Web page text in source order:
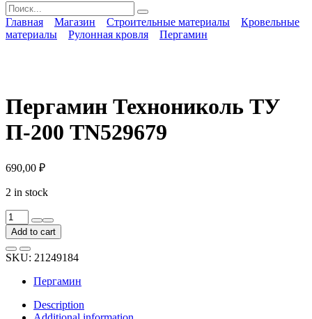
Search
for:
Главная Магазин Строительные материалы
Кровельные
материалы
Рулонная кровля Пергамин
Пергамин Технониколь ТУ
П-200 TN529679
690,00 ₽
2 in stock
Пергамин
Технониколь
ТУ
П-200
TN529679
quantity
Add to cart
SKU: 21249184
Пергамин
Description